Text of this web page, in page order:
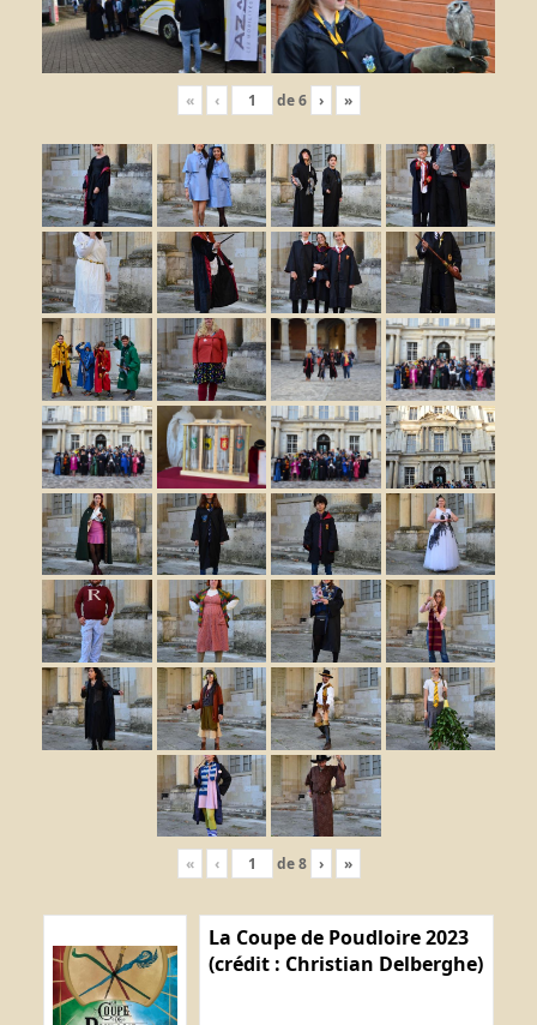
« ‹ de6 › »
« ‹ de8 › »
La Coupe de Poudloire 2023
(crédit : Christian Delberghe)